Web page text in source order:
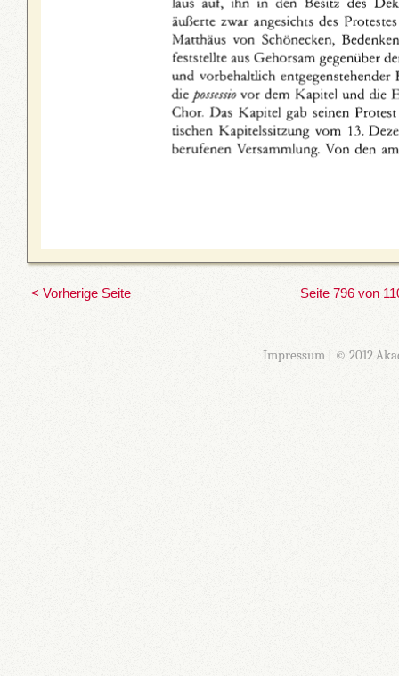
< Vorherige Seite Seite 796 von
Impressum| © 2012